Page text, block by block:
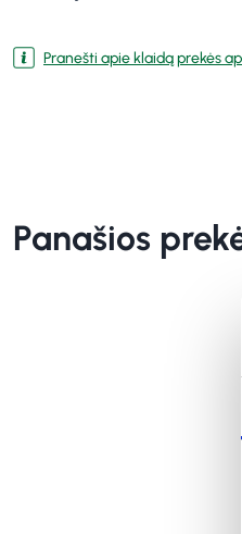
Pranešti apie klaidą prekės
Panašios